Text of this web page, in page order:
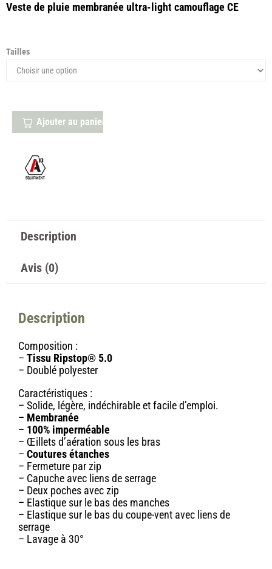
Veste de pluie membranée ultra-light camouflage CE
Tailles
Ajouter au panier
Description
Avis (0)
Description
Composition :
– Tissu Ripstop® 5.0
– Doublé polyester
Caractéristiques :
– Solide, légère, indéchirable et facile d’emploi.
– Membranée
– 100% imperméable
– Œillets d’aération sous les bras
– Coutures étanches
– Fermeture par zip
– Capuche avec liens de serrage
– Deux poches avec zip
– Elastique sur le bas des manches
– Elastique sur le bas du coupe-vent avec liens de
serrage
– Lavage à 30°